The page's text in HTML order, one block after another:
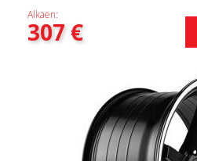
perheeseen on saapunut,
tervetulleeksi ABS F55:n -
tyylikkäimmän
on sinua varten. Tämä
ylellisyyden
flow forming -tekniikkaan.
kuin vanne voi olla.
Alkaen:
307€